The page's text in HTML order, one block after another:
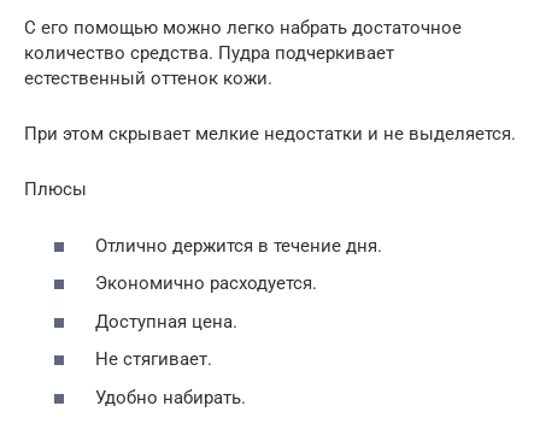
С его помощью можно легко набрать достаточное
количество средства. Пудра подчеркивает
естественный оттенок кожи.
При этом скрывает мелкие недостатки и не выделяется.
Плюсы
Отлично держится в течение дня.
Экономично расходуется.
Доступная цена.
Не стягивает.
Удобно набирать.